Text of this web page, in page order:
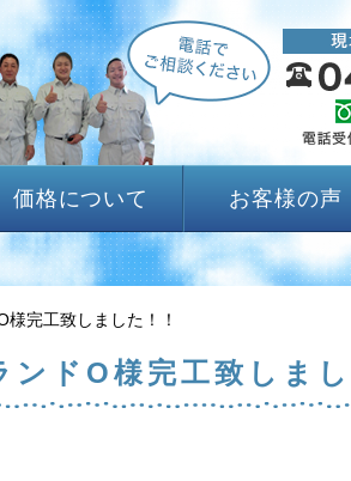
価格について お客様の声
様完工致しました！！
ンドO様完工致しま